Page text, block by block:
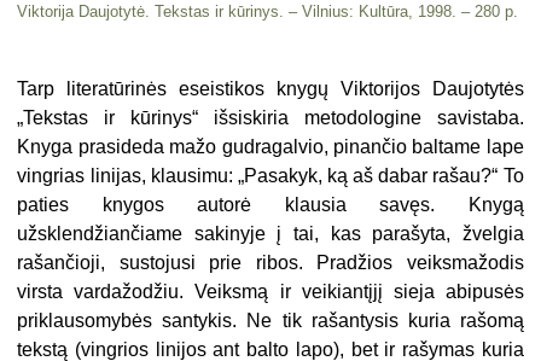
Viktorija Daujotytė. Tekstas ir kūrinys. – Vilnius: Kultūra, 1998. – 280 p.
Tarp literatūrinės eseistikos kny­gų Viktorijos Daujotytės
„Tekstas ir kūrinys“ išsiskiria metodologine savistaba.
Knyga prasideda mažo gud­ragalvio, pinančio baltame lape
ving­rias linijas, klausimu: „Pasakyk, ką aš dabar rašau?“ To
paties knygos autorė klausia savęs. Knygą
užsklendžiančiame sakinyje į tai, kas parašyta, žvelgia
rašančioji, susto­jusi prie ribos. Pradžios veiksmažo­dis
virsta vardažodžiu. Veiksmą ir veikiantįjį sieja abipusės
priklauso­mybės santykis. Ne tik rašantysis kuria rašomą
tekstą (vingrios lini­jos ant balto lapo), bet ir rašymas kuria